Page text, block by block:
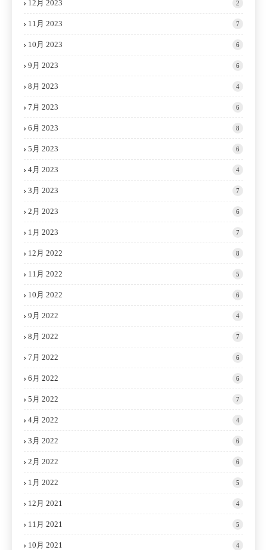
12月 2023 2
11月 2023 7
10月 2023 6
9月 2023 6
8月 2023 4
7月 2023 6
6月 2023 8
5月 2023 6
4月 2023 4
3月 2023 7
2月 2023 6
1月 2023 7
12月 2022 8
11月 2022 5
10月 2022 6
9月 2022 4
8月 2022 7
7月 2022 6
6月 2022 6
5月 2022 7
4月 2022 4
3月 2022 6
2月 2022 6
1月 2022 5
12月 2021 4
11月 2021 5
10月 2021 4